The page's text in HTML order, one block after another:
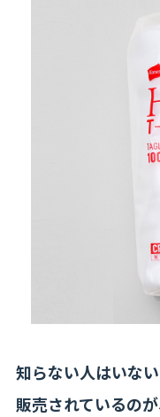
知らない人はいな
販売されているの